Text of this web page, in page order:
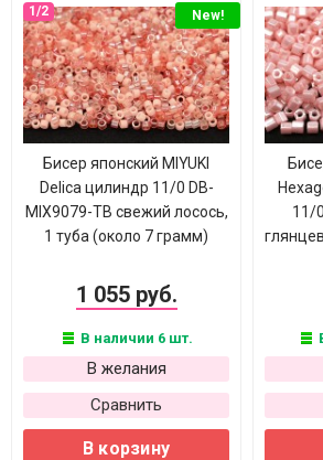
New!
Бисер японский MIYUKI
Delica цилиндр 11/0 DB-
MIX9079-ТВ свежий лосось,
1 туба (около 7 грамм)
1 055 руб.
В наличии 6 шт.
В желания
Сравнить
В корзину
11/